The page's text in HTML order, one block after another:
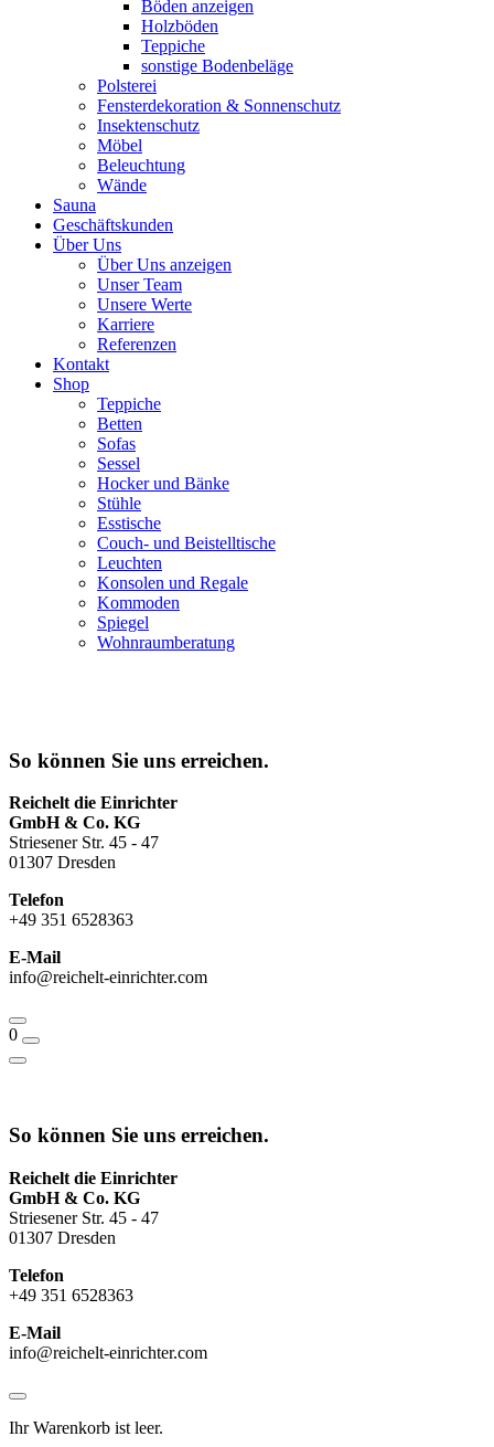
Böden anzeigen
Holzböden
Teppiche
sonstige Bodenbeläge
Polsterei
Fensterdekoration & Sonnenschutz
Insektenschutz
Möbel
Beleuchtung
Wände
Sauna
Geschäftskunden
Über Uns
Über Uns anzeigen
Unser Team
Unsere Werte
Karriere
Referenzen
Kontakt
Shop
Teppiche
Betten
Sofas
Sessel
Hocker und Bänke
Stühle
Esstische
Couch- und Beistelltische
Leuchten
Konsolen und Regale
Kommoden
Spiegel
Wohnraumberatung
So können Sie uns erreichen.
Reichelt die Einrichter
GmbH & Co. KG
Striesener Str. 45 - 47
01307 Dresden
Telefon
+49 351 6528363
E-Mail
info@reichelt-einrichter.com
0
So können Sie uns erreichen.
Reichelt die Einrichter
GmbH & Co. KG
Striesener Str. 45 - 47
01307 Dresden
Telefon
+49 351 6528363
E-Mail
info@reichelt-einrichter.com
Ihr Warenkorb ist leer.